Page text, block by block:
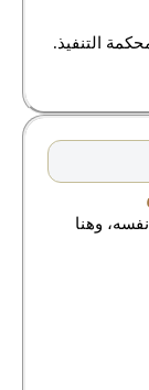
التنفيذ.
وهنا